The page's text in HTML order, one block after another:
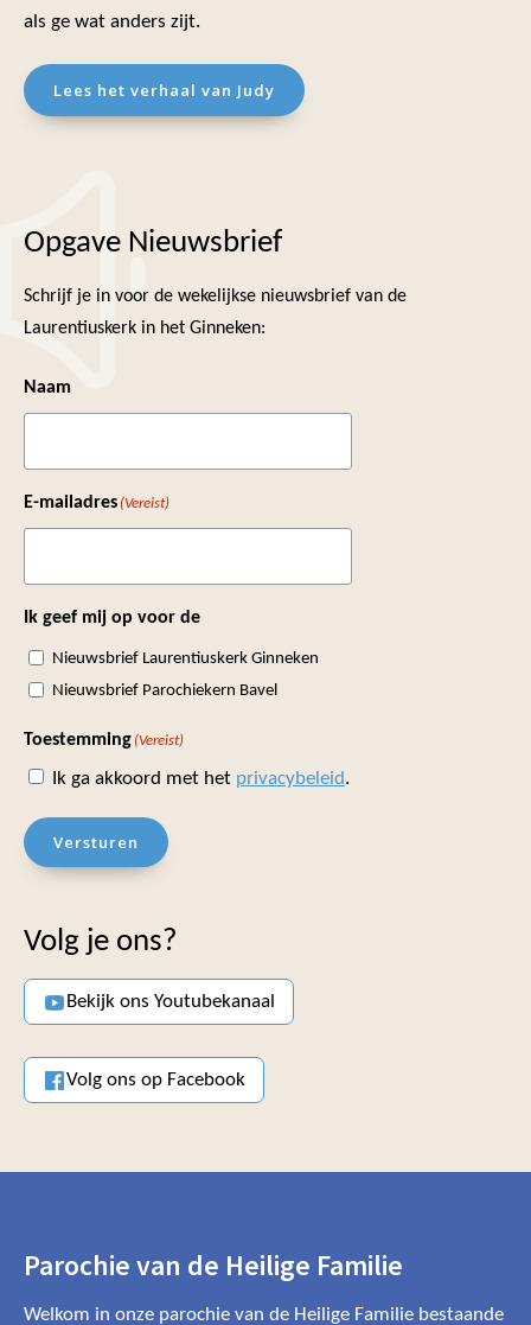
als ge wat anders zijt.
Lees het verhaal van Judy
Opgave Nieuwsbrief
Schrijf je in voor de wekelijkse nieuwsbrief van de
Laurentiuskerk in het Ginneken:
Naam
E-mailadres (Vereist)
Ik geef mij op voor de
Nieuwsbrief Laurentiuskerk Ginneken
Nieuwsbrief Parochiekern Bavel
Toestemming (Vereist)
Ik ga akkoord met het privacybeleid.
Versturen
Volg je ons?
Bekijk ons Youtubekanaal
Volg ons op Facebook
Parochie van de Heilige Familie
Welkom in onze parochie van de Heilige Familie bestaande